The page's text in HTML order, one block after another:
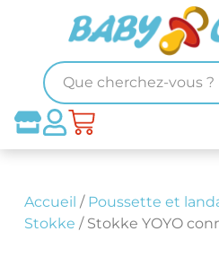
Accueil / Poussette et
Stokke / Stokke YOYO